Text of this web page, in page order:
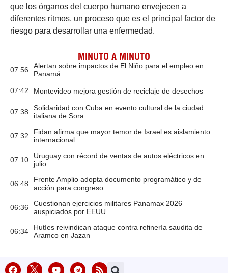
que los órganos del cuerpo humano envejecen a
diferentes ritmos, un proceso que es el principal factor de
riesgo para desarrollar una enfermedad.
MINUTO A MINUTO
07:56
Alertan sobre impactos de El Niño para el empleo en
Panamá
07:42 Montevideo mejora gestión de reciclaje de desechos
07:38
Solidaridad con Cuba en evento cultural de la ciudad
italiana de Sora
07:32
Fidan afirma que mayor temor de Israel es aislamiento
internacional
07:10
Uruguay con récord de ventas de autos eléctricos en
julio
06:48
Frente Amplio adopta documento programático y de
acción para congreso
06:36
Cuestionan ejercicios militares Panamax 2026
auspiciados por EEUU
06:34
Hutíes reivindican ataque contra refinería saudita de
Aramco en Jazan